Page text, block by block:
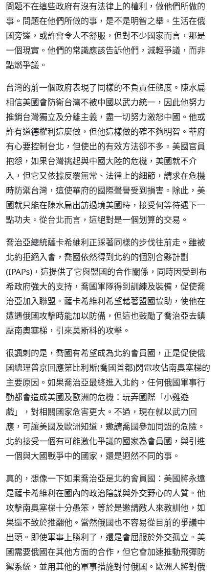
問題不在這些政府有沒有法律上的權利，做他們所做的
事。問題在他們所做的事，是不是明智之舉。生活在俄
國旁邊，或許會令人不舒服，但對不少國家而言，那是
一個現實。他們的常識應該告訴他們，減輕爭議，而非
點燃爭議。
台灣的前一個政府表現了同樣的不負責任態度。陳水扁
相信美國會防衛台灣不被中國以武力統一，因此他努力
推銷台灣獨立及分離主義，盡一切努力激怒中國。他或
許有道德權利這麼做，但他這樣做的確不夠明智。華府
有心要控制台北，但使出的有效方法卻不多。美國官員
抱怨，如果台灣挑起與中國大陸的危機，美國就不介
入，但它又依據反覆無常、法律上的細節，請求在危機
時防禦台灣，這使華府的國際聲譽受到損害。除此，美
國就只能在陳水扁出訪過境美國時，接受何等待遇下一
點功夫。從台北而言，這絕對是一個划算的交易。
喬治亞總統薩卡希維利正踩著同樣的步伐往前走。雖被
北約拒絕入會，喬國依然得到北約的個別合夥計劃
(IPAPs)，這提供了它與盟國的合作關係，同時因受到布
希政府強大的支持，喬國軍隊得到訓練及裝備，促使喬
治亞加入聯盟。薩卡希維利希望藉著盟國協助，使他在
遭遇俄國攻擊時能加以防備，但這也鼓勵了喬治亞去鎮
壓南奧塞梯，引來莫斯科的攻擊。
很諷刺的是，喬國有希望成為北約會員國，正是促使俄
國總理普京回應第比利斯(喬國首都)閃電攻佔南奧塞梯的
主要原因。如果喬治亞最終進入北約，任何俄國軍事行
動都會造成美國及歐洲的危機：玩弄國際「小雞遊
戲」，對相關國家危害更大。不過，現在就以武力回
應，可讓美國及歐洲知道，邀請喬國參加同盟的危險。
北約接受一個有可能激化爭議的國家為會員國，與引進
一個與大國戰爭中的國家，還是迥然不同的事。
真的，想像一下如果喬治亞是北約會員國：美國將永遠
是薩卡希維利在國內的政治陰謀與外交野心的人質。他
攻擊南奧塞梯十分愚笨，等於是邀請敵人來教訓他，如
果還不致於推翻他。當然俄國也不容易從目前的爭議中
出頭。即使軍事上勝利了，還是會屈服於外交孤立。美
國需要俄國在其他方面的合作，但它會加速推動飛彈防
禦系統，並用其他的軍事措施對付俄國。歐洲人將對俄